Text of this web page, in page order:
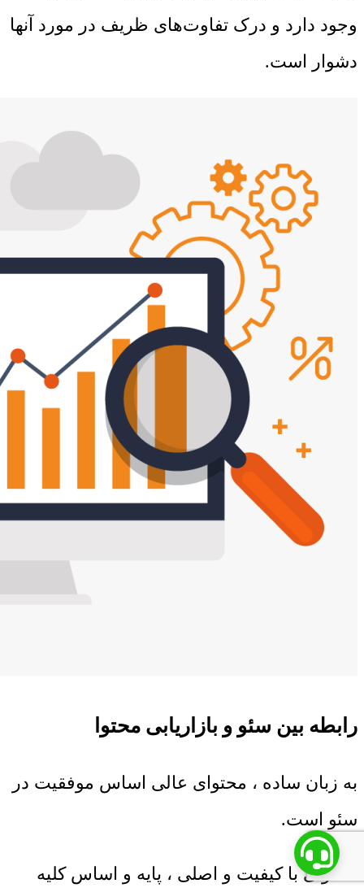
وجود دارد و درک تفاوت‌های ظریف در مورد آنها
دشوار است.
رابطه بین سئو و بازاریابی محتوا
به زبان ساده ، محتوای عالی اساس موفقیت در
سئو است.
محتوای با کیفیت و اصلی ، پایه و اساس کلیه